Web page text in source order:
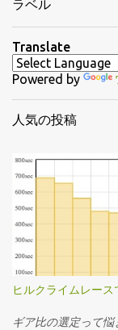
ラベル
Translate
Powered by
人気の投稿
ヒルクライムレー
ギア比の選定って